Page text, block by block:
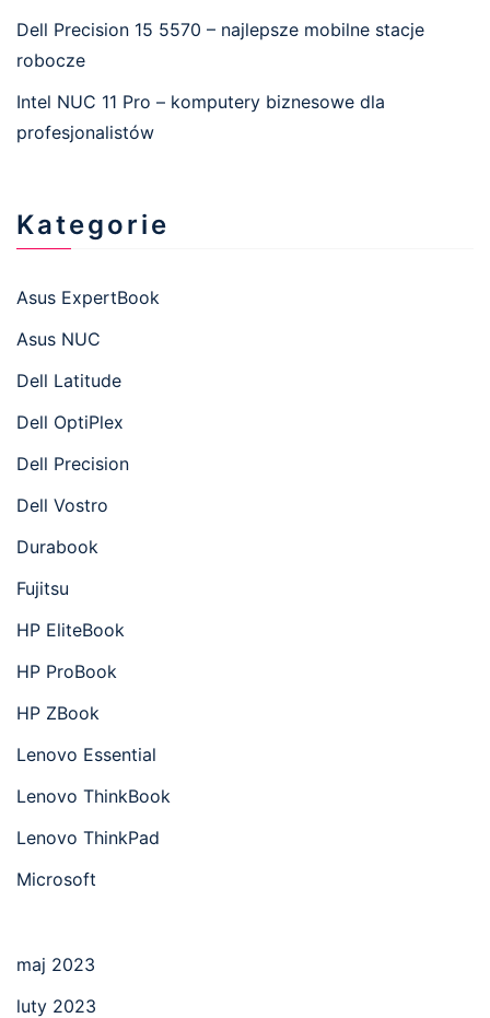
Dell Precision 15 5570 – najlepsze mobilne stacje
robocze
Intel NUC 11 Pro – komputery biznesowe dla
profesjonalistów
Kategorie
Asus ExpertBook
Asus NUC
Dell Latitude
Dell OptiPlex
Dell Precision
Dell Vostro
Durabook
Fujitsu
HP EliteBook
HP ProBook
HP ZBook
Lenovo Essential
Lenovo ThinkBook
Lenovo ThinkPad
Microsoft
maj 2023
luty 2023